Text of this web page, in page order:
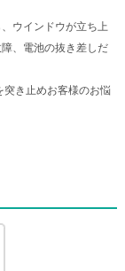
ウインドウが立ち上
、電池の抜き差しだ
突き止めお客様のお悩